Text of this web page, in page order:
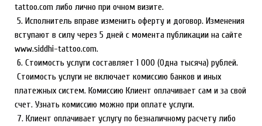
tattoo.com либо лично при очном визите.
5. Исполнитель вправе изменить оферту и договор. Изменения
вступают в силу через 5 дней с момента публикации на сайте
www.siddhi-tattoo.com.
6. Стоимость услуги составляет 1 000 (Одна тысяча) рублей.
Стоимость услуги не включает комиссию банков и иных
платежных систем. Комиссию Клиент оплачивает сам и за свой
счет. Узнать комиссию можно при оплате услуги.
7. Клиент оплачивает услугу по безналичному расчету либо